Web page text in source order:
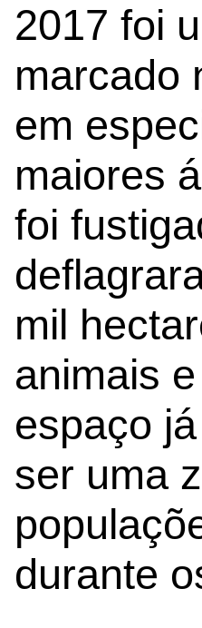
2017 foi
marcado
em
maiores
foi
mil
animais
espaço
ser uma
durante